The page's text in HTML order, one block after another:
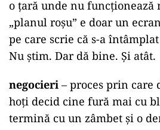
o țară unde nu
„planul roșu” e doar un
pe care scrie că s-a
Nu știm. Dar dă bine. Și atât.
negocieri – proces prin care
hoți decid cine fură mai cu
termină cu un zâmbet și o